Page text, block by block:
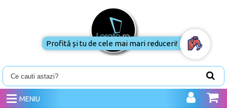
MENIU
Profită și tu de cele mai mari reduceri!